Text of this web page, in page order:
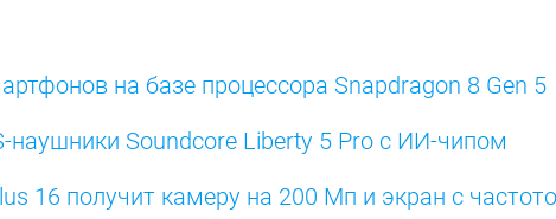
на базе процессора Snapdragon 8 Gen 5
наушники Soundcore Liberty 5 Pro с ИИ-чипом
16 получит камеру на 200 Мп и экран с